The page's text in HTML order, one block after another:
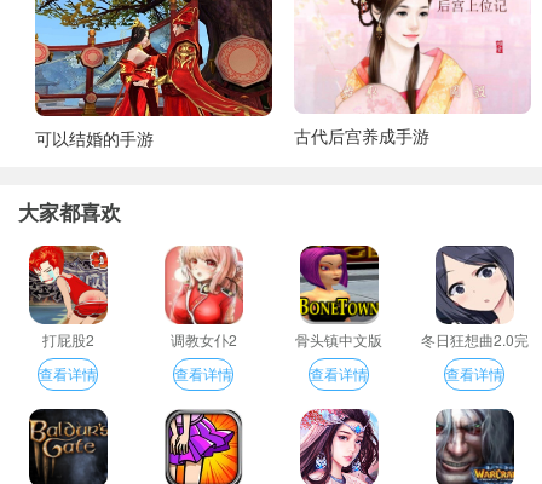
可以结婚的手游 古代后宫养成手游
大家都喜欢
打屁股2
查看详情
调教女仆2
查看详情
骨头镇中文版
查看详情
冬日狂想曲2.0完
整汉化版
查看详情